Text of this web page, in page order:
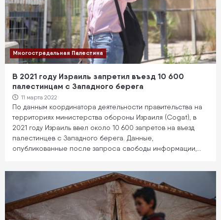
Многострадальная Палестина
В 2021 году Израиль запретил въезд 10 600
палестинцам с Западного берега
11 марта 2022
По данным координатора деятельности правительства на
территориях министерства обороны Израиля (Cogat), в
2021 году Израиль ввел около 10 600 запретов на въезд
палестинцев с Западного берега. Данные,
опубликованные после запроса свободы информации,…